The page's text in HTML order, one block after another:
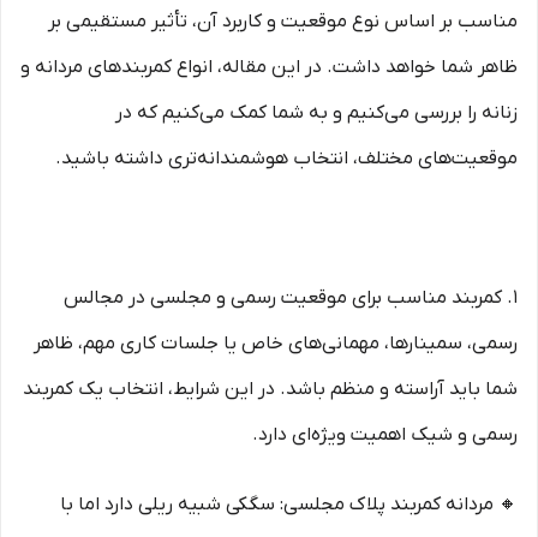
مناسب بر اساس نوع موقعیت و کاربرد آن، تأثیر مستقیمی بر
ظاهر شما خواهد داشت. در این مقاله، انواع کمربندهای مردانه و
زنانه را بررسی می‌کنیم و به شما کمک می‌کنیم که در
موقعیت‌های مختلف، انتخاب هوشمندانه‌تری داشته باشید.
۱. کمربند مناسب برای موقعیت رسمی و مجلسی در مجالس
رسمی، سمینارها، مهمانی‌های خاص یا جلسات کاری مهم، ظاهر
شما باید آراسته و منظم باشد. در این شرایط، انتخاب یک کمربند
رسمی و شیک اهمیت ویژه‌ای دارد.
🔸 مردانه کمربند پلاک مجلسی: سگکی شبیه ریلی دارد اما با